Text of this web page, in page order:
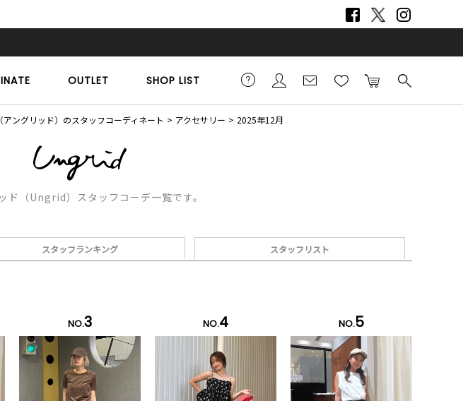
OUTLET SHOP LIST
ングリッド）のスタッフコーディネート アクセサリー 2025年12月
ド（Ungrid）スタッフコーデ一覧です。
スタッフランキング スタッフリスト
NO.3 NO.4 NO.5